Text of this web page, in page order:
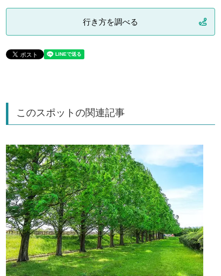
行き方を調べる
このスポットの関連記事